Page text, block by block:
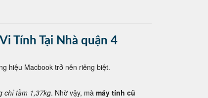
Tính Tại Nhà quận 4
hiệu Macbook trở nên riêng biệt.
chỉ tầm 1,37kg. Nhờ vậy, mà máy tính cũ